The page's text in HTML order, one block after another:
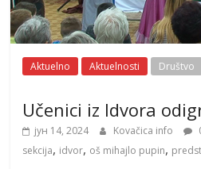
Aktuelno Aktuelnosti Društvo
Učenici iz Idvora
јун 14, 2024 Kovačica info
sekcija, idvor, oš mihajlo pupin,